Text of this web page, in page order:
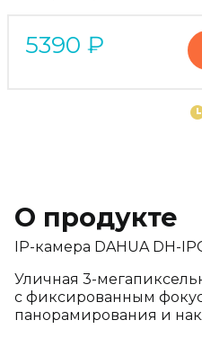
5390 ₽
О продукте
IP-камера DAHUA DH-
Уличная 3-
с фиксированным
панорамирования и